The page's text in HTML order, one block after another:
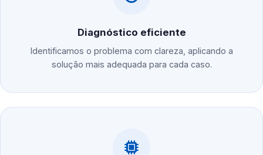
Diagnóstico eficiente
Identificamos o problema com clareza, aplicando a
solução mais adequada para cada caso.